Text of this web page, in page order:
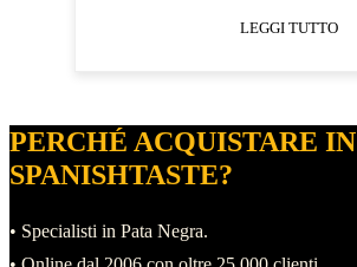
su
LEGGI TUTTO
PERCHÉ ACQUISTARE IN
SPANISHTASTE?
• Specialisti in Pata Negra.